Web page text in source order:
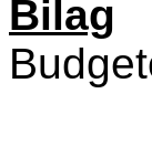
Bilag